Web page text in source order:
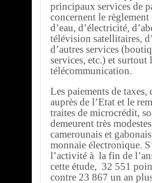
principaux services de
concernent le
d’eau, d’électricité,
télévision satellitaires,
d’autres services
services, etc.) et surtout
télécommunication.
Les paiements de
auprès de l’Etat et le
traites de microcrédit,
demeurent très
camerounais et
monnaie électronique.
l’activité à la fin de
cette étude, 32 551
contre 23 867 un an